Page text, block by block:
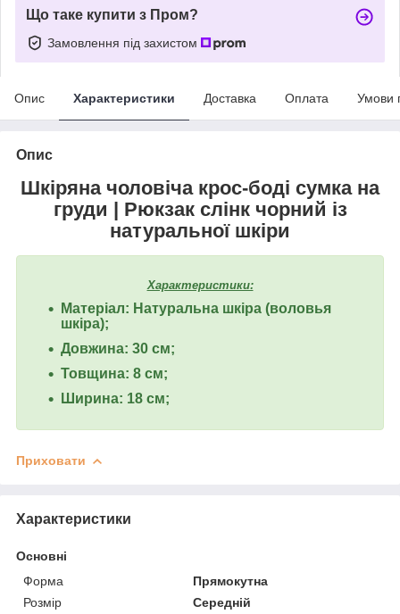
Що таке купити з Пром?
Замовлення під захистом
Опис Характеристики Доставка Оплата Умови
Опис
Шкіряна чоловіча крос-боді сумка на
груди | Рюкзак слінк чорний із
натуральної шкіри
Характеристики:
Матеріал: Натуральна шкіра (воловья
шкіра);
Довжина: 30 см;
Товщина: 8 см;
Ширина: 18 см;
Приховати
Характеристики
Основні
Форма
Прямокутна
Розмір
Середній